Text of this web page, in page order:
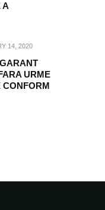
A
14, 2020
URME
CONFORM